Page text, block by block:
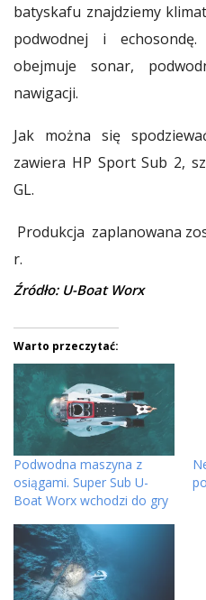
batyskafu znajdziemy
podwodnej i echosondę.
obejmuje sonar,
nawigacji.
Jak można się
zawiera HP Sport Sub 2,
GL.
Produkcja zaplanowana
r.
Źródło: U-Boat Worx
Warto przeczytać:
Podwodna maszyna z
osiągami. Super Sub U-
Boat Worx wchodzi do gry